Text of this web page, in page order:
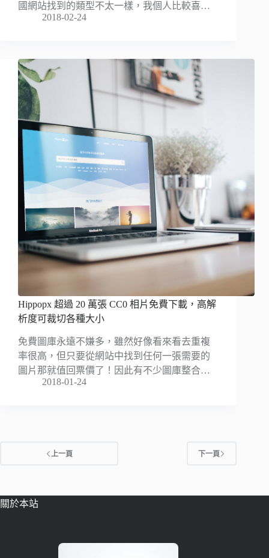
國網站找到的類型不太一樣，我個人比較喜…
2018-02-24
Hippopx 超過 20 萬張 CC0 相片免費下載，高解
析度可裁切各種大小
免費圖庫永遠不嫌多，雖然好像看來看去重複
率很高，但只要從網站中找到任何一張需要的
圖片那就值回票價了！因此有不少圖庫整合…
2018-01-24
上一頁 下一頁
關於本站